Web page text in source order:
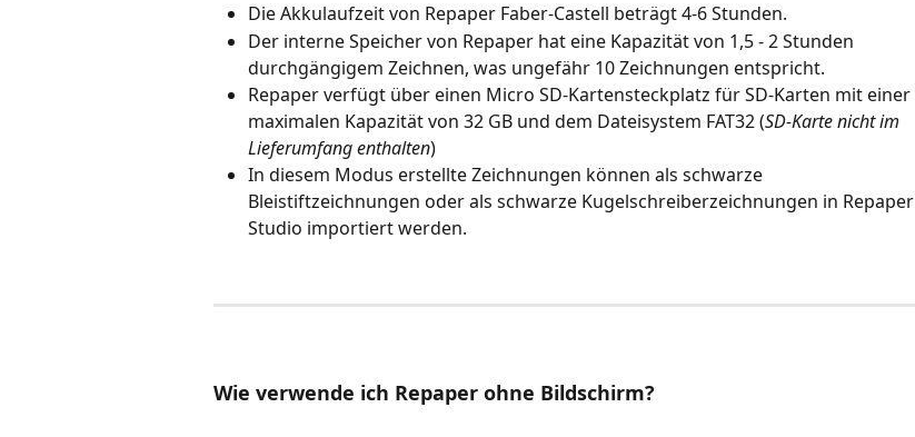
Die Akkulaufzeit von Repaper Faber-Castell beträgt 4-6 Stunden.
Der interne Speicher von Repaper hat eine Kapazität von 1,5 - 2 Stunden
durchgängigem Zeichnen, was ungefähr 10 Zeichnungen entspricht.
Repaper verfügt über einen Micro SD-Kartensteckplatz für SD-Karten mit einer
maximalen Kapazität von 32 GB und dem Dateisystem FAT32 (SD-Karte nicht im
Lieferumfang enthalten)
In diesem Modus erstellte Zeichnungen können als schwarze
Bleistiftzeichnungen oder als schwarze Kugelschreiberzeichnungen in Repaper
Studio importiert werden.
Wie verwende ich Repaper ohne Bildschirm?